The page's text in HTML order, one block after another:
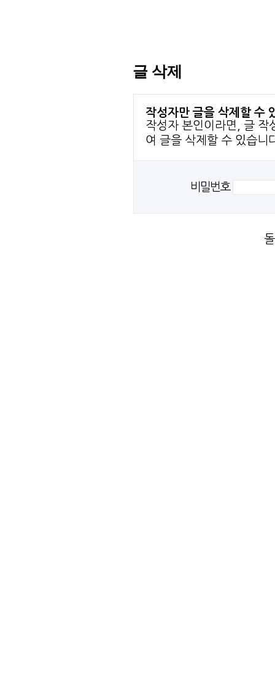
글 삭제
작성자만 글을 삭제할 수
작성자 본인이라면, 글 작
여 글을 삭제할 수 있습니
비밀번호